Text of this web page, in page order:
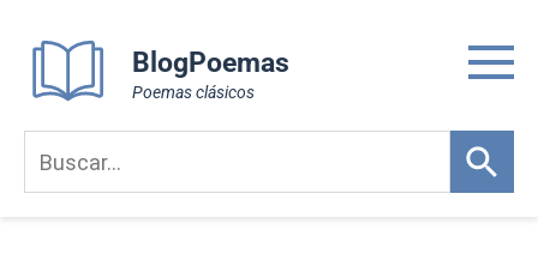
content
BlogPoemas
Poemas clásicos